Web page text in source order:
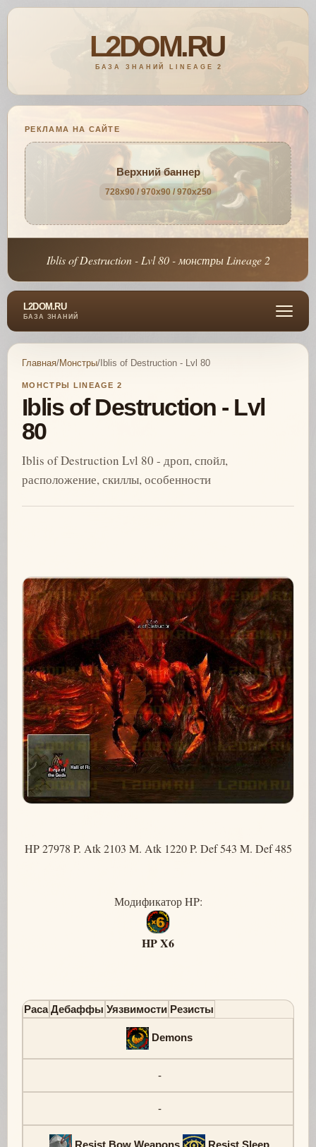
РЕКЛАМА НА САЙТЕ
Верхний баннер
728x90 / 970x90 / 970x250
Iblis of Destruction - Lvl 80 - монстры Lineage 2
L2DOM.RU
БАЗА ЗНАНИЙ
Главная/Монстры/Iblis of Destruction - Lvl 80
МОНСТРЫ LINEAGE 2
Iblis of Destruction - Lvl
80
Iblis of Destruction Lvl 80 - дроп, спойл,
расположение, скиллы, особенности
HP 27978 P. Atk 2103 M. Atk 1220 P. Def 543 M. Def 485
Модификатор HP:
HP X6
Раса Дебаффы Уязвимости Резисты
Demons
-
-
Resist Bow Weapons
Resist Sleep